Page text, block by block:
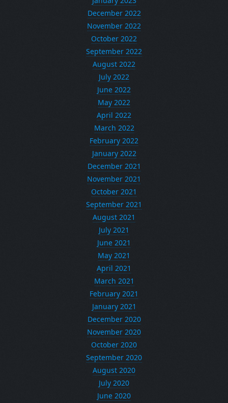
December 2022
November 2022
October 2022
September 2022
August 2022
July 2022
June 2022
May 2022
April 2022
March 2022
February 2022
January 2022
December 2021
November 2021
October 2021
September 2021
August 2021
July 2021
June 2021
May 2021
April 2021
March 2021
February 2021
January 2021
December 2020
November 2020
October 2020
September 2020
August 2020
July 2020
June 2020